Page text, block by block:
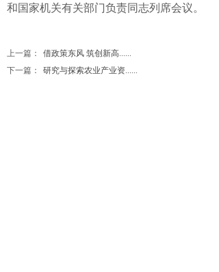
和国家机关有关部门负责同志列席会议。
上一篇：
借政策东风 筑创新高......
下一篇：
研究与探索农业产业资......